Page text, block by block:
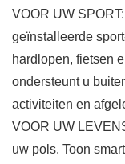
VOOR UW
geïnstalleerde
hardlopen, fietsen
ondersteunt u
activiteiten en
VOOR UW
uw pols. Toon